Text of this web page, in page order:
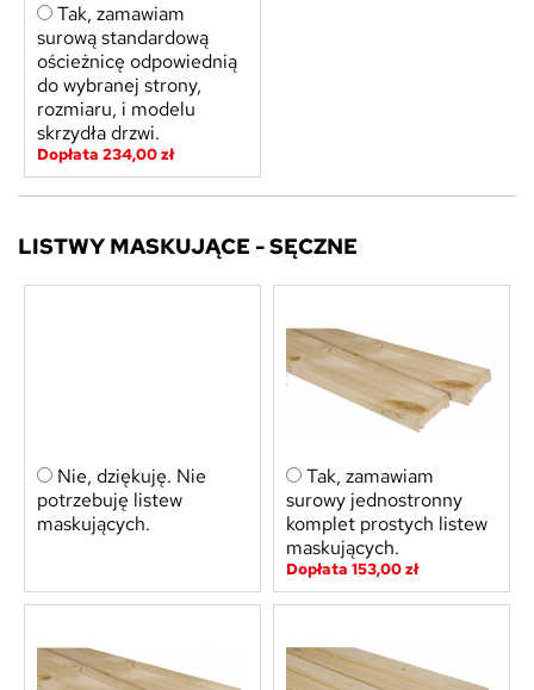
Tak, zamawiam
surową standardową
ościeżnicę odpowiednią
do wybranej strony,
rozmiaru, i modelu
skrzydła drzwi.
Dopłata 234,00 zł
LISTWY MASKUJĄCE - SĘCZNE
Nie, dziękuję. Nie
potrzebuję listew
maskujących.
Tak, zamawiam
surowy jednostronny
komplet prostych listew
maskujących.
Dopłata 153,00 zł